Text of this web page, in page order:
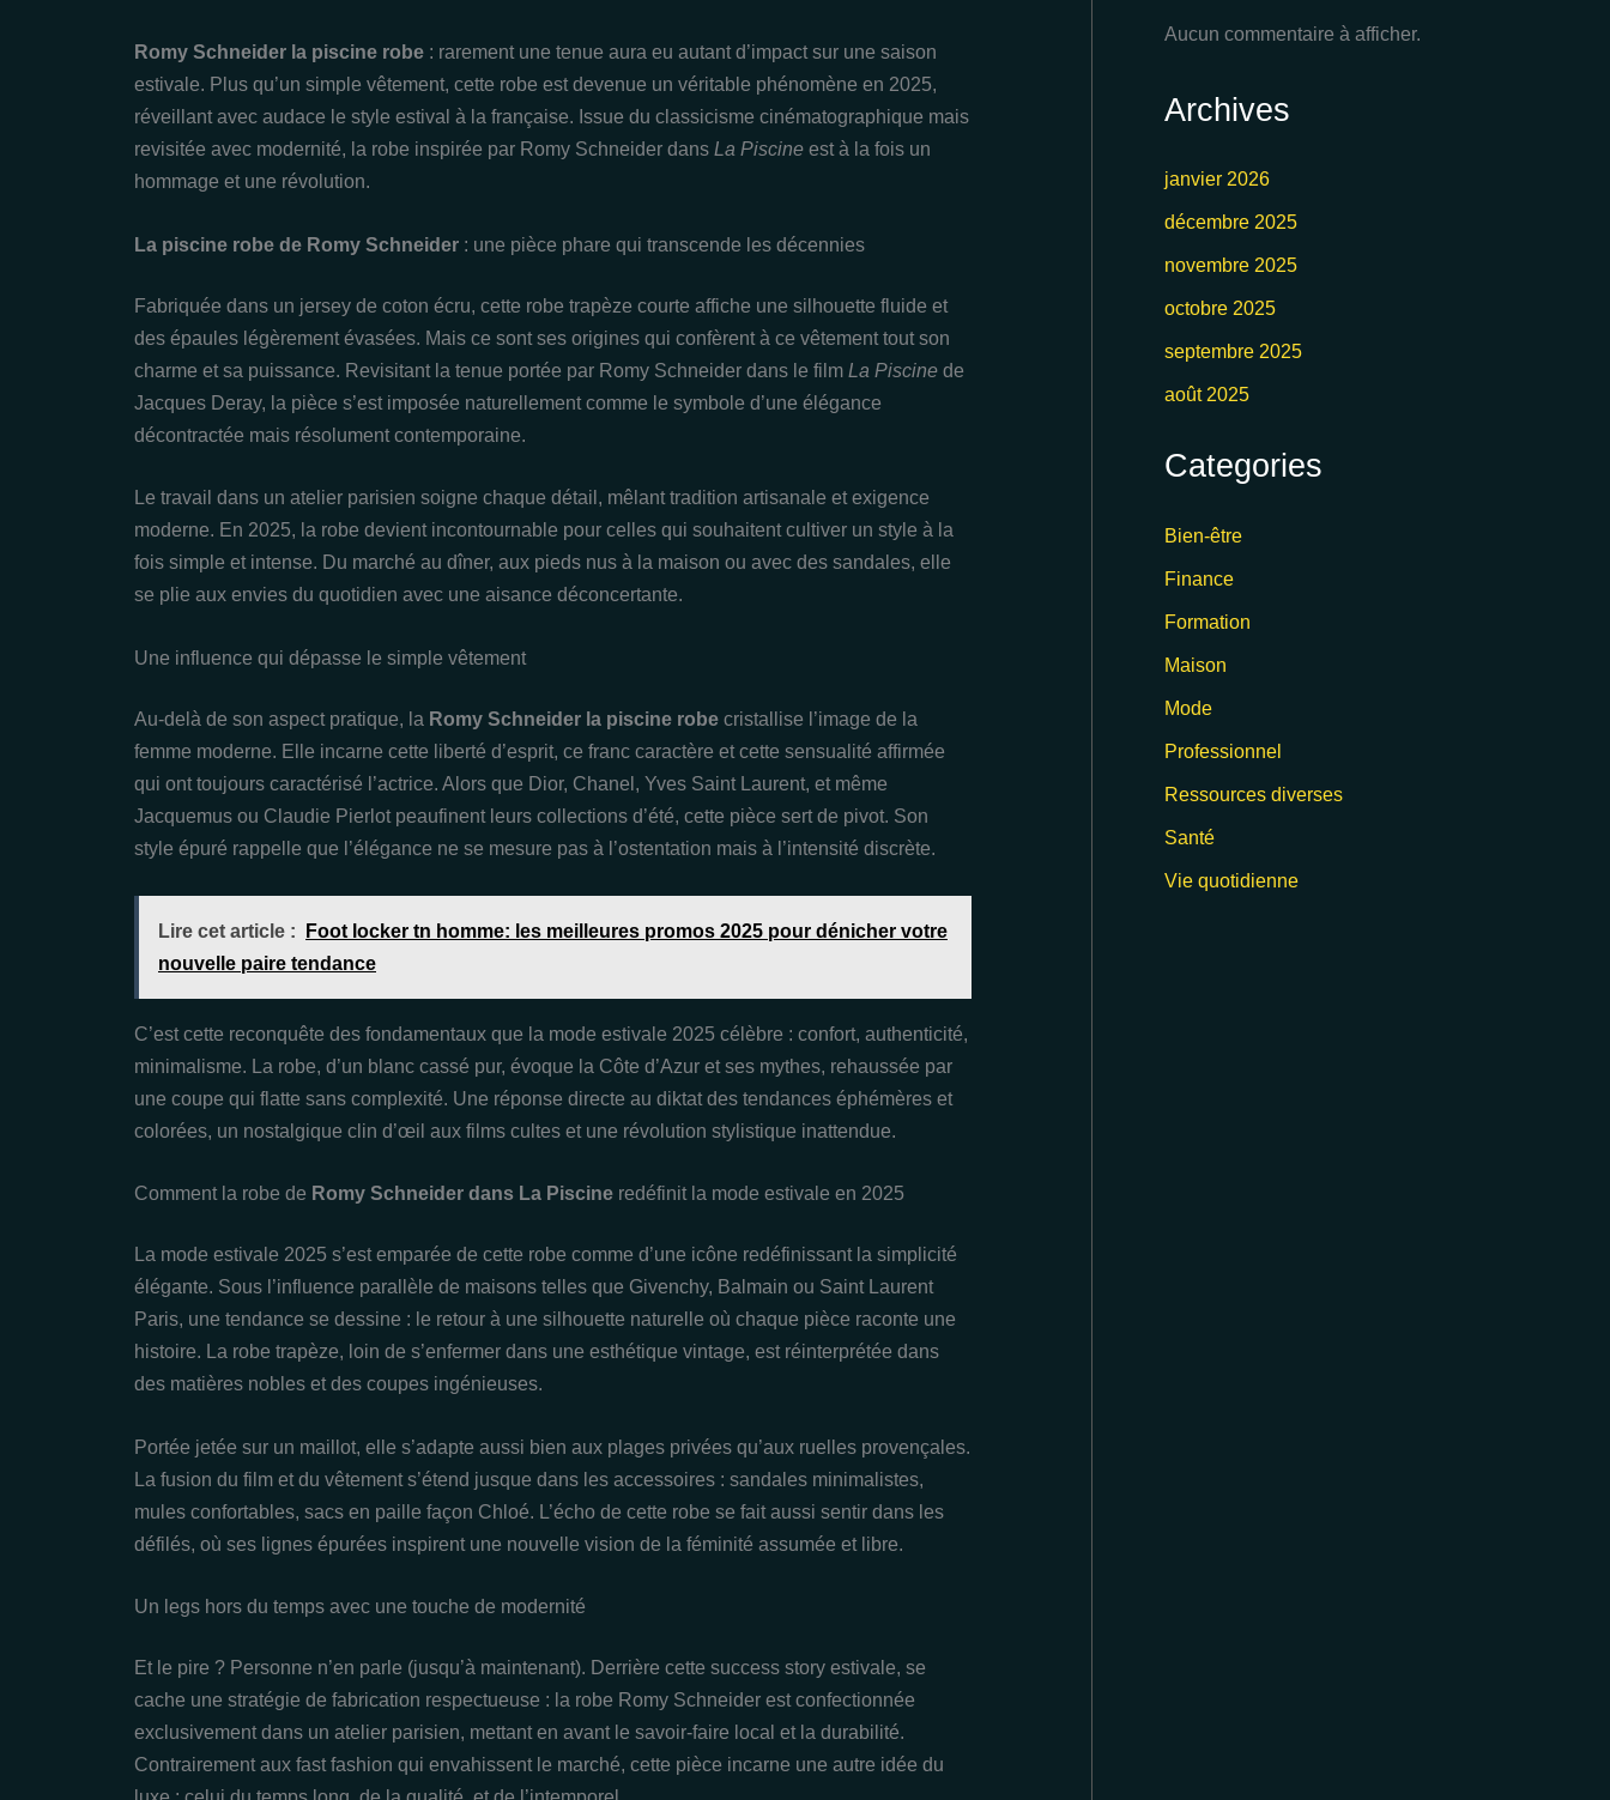
Romy Schneider la piscine robe : rarement une tenue aura eu autant d’impact sur une saison
estivale. Plus qu’un simple vêtement, cette robe est devenue un véritable phénomène en 2025,
réveillant avec audace le style estival à la française. Issue du classicisme cinématographique mais
revisitée avec modernité, la robe inspirée par Romy Schneider dans La Piscine est à la fois un
hommage et une révolution.
La piscine robe de Romy Schneider : une pièce phare qui transcende les décennies
Fabriquée dans un jersey de coton écru, cette robe trapèze courte affiche une silhouette fluide et
des épaules légèrement évasées. Mais ce sont ses origines qui confèrent à ce vêtement tout son
charme et sa puissance. Revisitant la tenue portée par Romy Schneider dans le film La Piscine de
Jacques Deray, la pièce s’est imposée naturellement comme le symbole d’une élégance
décontractée mais résolument contemporaine.
Le travail dans un atelier parisien soigne chaque détail, mêlant tradition artisanale et exigence
moderne. En 2025, la robe devient incontournable pour celles qui souhaitent cultiver un style à la
fois simple et intense. Du marché au dîner, aux pieds nus à la maison ou avec des sandales, elle
se plie aux envies du quotidien avec une aisance déconcertante.
Une influence qui dépasse le simple vêtement
Au-delà de son aspect pratique, la Romy Schneider la piscine robe cristallise l’image de la
femme moderne. Elle incarne cette liberté d’esprit, ce franc caractère et cette sensualité affirmée
qui ont toujours caractérisé l’actrice. Alors que Dior, Chanel, Yves Saint Laurent, et même
Jacquemus ou Claudie Pierlot peaufinent leurs collections d’été, cette pièce sert de pivot. Son
style épuré rappelle que l’élégance ne se mesure pas à l’ostentation mais à l’intensité discrète.
Lire cet article :
Foot locker tn homme: les meilleures promos 2025 pour dénicher votre
nouvelle paire tendance
C’est cette reconquête des fondamentaux que la mode estivale 2025 célèbre : confort, authenticité,
minimalisme. La robe, d’un blanc cassé pur, évoque la Côte d’Azur et ses mythes, rehaussée par
une coupe qui flatte sans complexité. Une réponse directe au diktat des tendances éphémères et
colorées, un nostalgique clin d’œil aux films cultes et une révolution stylistique inattendue.
Comment la robe de Romy Schneider dans La Piscine redéfinit la mode estivale en 2025
La mode estivale 2025 s’est emparée de cette robe comme d’une icône redéfinissant la simplicité
élégante. Sous l’influence parallèle de maisons telles que Givenchy, Balmain ou Saint Laurent
Paris, une tendance se dessine : le retour à une silhouette naturelle où chaque pièce raconte une
histoire. La robe trapèze, loin de s’enfermer dans une esthétique vintage, est réinterprétée dans
des matières nobles et des coupes ingénieuses.
Portée jetée sur un maillot, elle s’adapte aussi bien aux plages privées qu’aux ruelles provençales.
La fusion du film et du vêtement s’étend jusque dans les accessoires : sandales minimalistes,
mules confortables, sacs en paille façon Chloé. L’écho de cette robe se fait aussi sentir dans les
défilés, où ses lignes épurées inspirent une nouvelle vision de la féminité assumée et libre.
Un legs hors du temps avec une touche de modernité
Et le pire ? Personne n’en parle (jusqu’à maintenant). Derrière cette success story estivale, se
cache une stratégie de fabrication respectueuse : la robe Romy Schneider est confectionnée
exclusivement dans un atelier parisien, mettant en avant le savoir-faire local et la durabilité.
Contrairement aux fast fashion qui envahissent le marché, cette pièce incarne une autre idée du
Aucun commentaire à afficher.
Archives
janvier 2026
décembre 2025
novembre 2025
octobre 2025
septembre 2025
août 2025
Categories
Bien-être
Finance
Formation
Maison
Mode
Professionnel
Ressources diverses
Santé
Vie quotidienne